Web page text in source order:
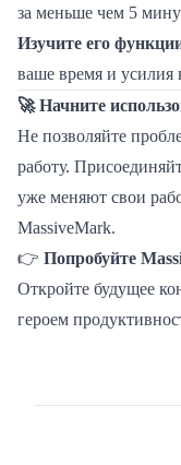
за меньше чем 5
Изучите его
ваше время и усилия
🚀 Начните
Не позволяйте
работу.
уже меняют свои
MassiveMark.
👉 Попробуйте
Откройте будущее
героем